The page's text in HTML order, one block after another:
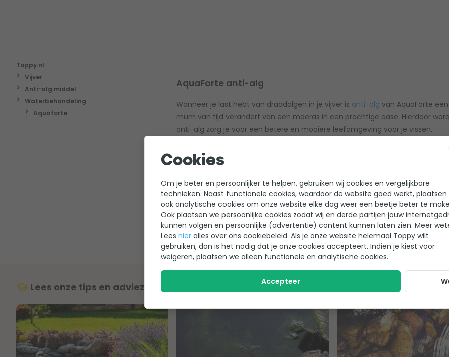
Toppy.nl
Vijver
Anti-alg middel
Waterbehandeling
Aquaforte
AquaForte anti-alg
Wanneer je last hebt van draadalgen in je vijver is anti-alg van AquaForte
mum van tijd verandert van een moeras in een prachtige oase. Hierdoor
anti-alg zorg je voor een betere en mooiere leefomgeving voor je vissen.
Welke soorten AquaForte anti-alg zijn er?
In ons assortiment hebben we 2 verschillende soorten AquaForte anti-alg.
algproductis. Het doodt de draadalgen en voegt ook nog eens extra
algproduct is Oxypond. Oxypond heeft nagenoeg dezelfde werking, maar
toe. Beide soorten AquaForte anti-alg zorgen voor een gezondere en mooiere
Lees onze tips en adviezen over aquaforte anti-alg
Cookies
Om je beter en persoonlijker te helpen, gebruiken wij cookies en vergelijkbare
technieken. Naast functionele cookies, waardoor de website goed werkt, plaatsen
ook analytische cookies om onze website elke dag weer een beetje beter te
Ook plaatsen we persoonlijke cookies zodat wij en derde partijen jouw
kunnen volgen en persoonlijke (advertentie) content kunnen laten zien. Meer
Lees hier alles over ons cookiebeleid. Als je onze website helemaal Toppy wilt
gebruiken, dan is het nodig dat je onze cookies accepteert. Indien je kiest voor
weigeren, plaatsen we alleen functionele en analytische cookies.
Accepteer